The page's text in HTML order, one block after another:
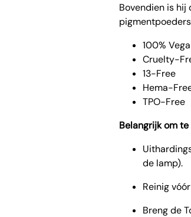
Bovendien is
100%
Cruelty-
13-Free
Hema-
TPO-Free
Belangrijk om
de lamp).
Reinig
Breng de